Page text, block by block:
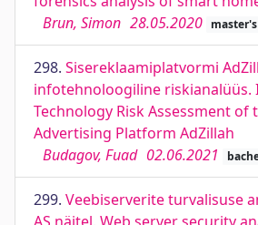
Brun, Simon 28.05.2020
298. Sisereklaamiplatvormi
infotehnoloogiline
Technology Risk Assessment of
Advertising Platform AdZillah
Budagov, Fuad 02.06.2021
299. Veebiserverite turvalisuse